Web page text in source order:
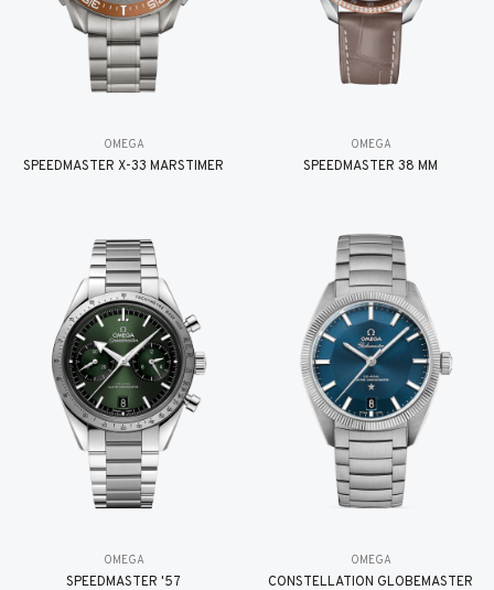
OMEGA
SPEEDMASTER X-33 MARSTIMER
OMEGA
SPEEDMASTER 38 MM
OMEGA
SPEEDMASTER '57
OMEGA
CONSTELLATION GLOBEMASTER